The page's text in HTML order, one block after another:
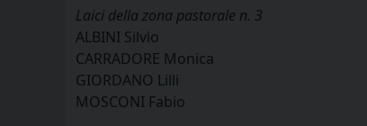
Laici della zona pastorale n. 3
ALBINI Silvio
CARRADORE Monica
GIORDANO Lilli
MOSCONI Fabio